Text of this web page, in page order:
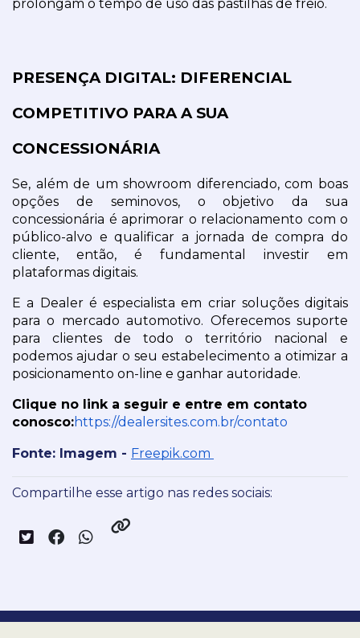
prolongam o tempo de uso das pastilhas de freio.
PRESENÇA DIGITAL: DIFERENCIAL
COMPETITIVO PARA A SUA
CONCESSIONÁRIA
Se, além de um showroom diferenciado, com boas
opções de seminovos, o objetivo da sua
concessionária é aprimorar o relacionamento com o
público-alvo e qualificar a jornada de compra do
cliente, então, é fundamental investir em
plataformas digitais.
E a Dealer é especialista em criar soluções digitais
para o mercado automotivo. Oferecemos suporte
para clientes de todo o território nacional e
podemos ajudar o seu estabelecimento a otimizar a
posicionamento on-line e ganhar autoridade.
Clique no link a seguir e entre em contato
conosco:https://dealersites.com.br/contato
Fonte: Imagem - Freepik.com
Compartilhe esse artigo nas redes sociais: